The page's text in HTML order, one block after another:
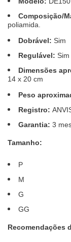
Composição/
poliamida.
Dobrável: Sim
Regulável:
Dimensões
14 x 20 cm
Peso
Registro:
Garantia: 3
Tamanho:
P
M
G
GG
Recomendações